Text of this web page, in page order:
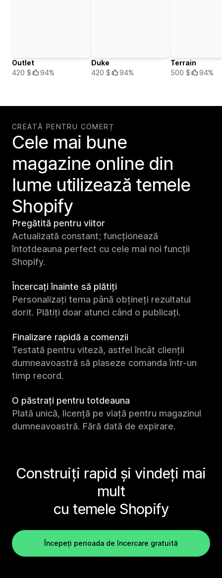
Outlet
420 $
94%
Duke
420 $
94%
Terrain
500 $
94%
CREATĂ PENTRU COMERȚ
Cele mai bune
magazine online din
lume utilizează temele
Shopify
Pregătită pentru viitor
Actualizată constant; funcționează
întotdeauna perfect cu cele mai noi funcții
Shopify.
Încercați înainte să plătiți
Personalizați tema până obțineți rezultatul
dorit. Plătiți doar atunci când o publicați.
Finalizare rapidă a comenzii
Testată pentru viteză, astfel încât clienții
dumneavoastră să plaseze comanda într-un
timp record.
O păstrați pentru totdeauna
Plată unică, licență pe viață pentru magazinul
dumneavoastră. Fără dată de expirare.
Construiți rapid și vindeți mai
mult
cu temele Shopify
Începeți perioada de încercare gratuită